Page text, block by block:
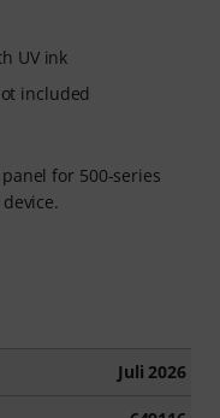
UV ink
included
for 500-series
Juli 2026